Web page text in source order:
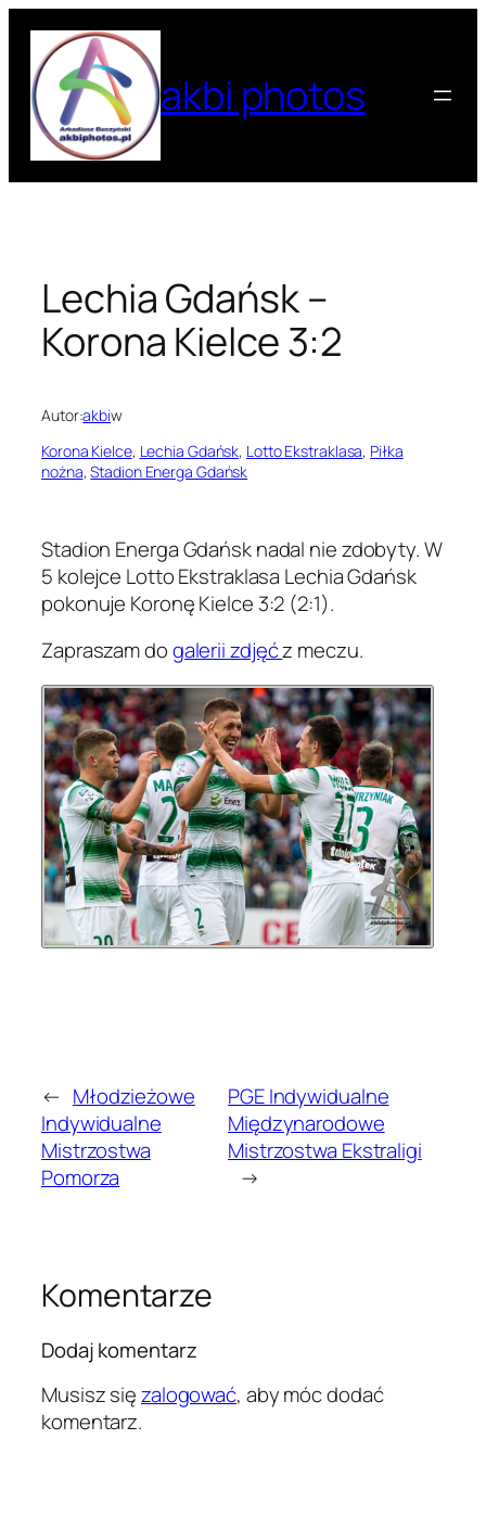
treści
akbi photos
Lechia Gdańsk –
Korona Kielce 3:2
Autor:akbiw
Korona Kielce, Lechia Gdańsk, Lotto Ekstraklasa, Piłka
nożna, Stadion Energa Gdańsk
Stadion Energa Gdańsk nadal nie zdobyty. W
5 kolejce Lotto Ekstraklasa Lechia Gdańsk
pokonuje Koronę Kielce 3:2 (2:1).
Zapraszam dogalerii zdjęćz meczu.
← Młodzieżowe
Indywidualne
Mistrzostwa
Pomorza
PGE Indywidualne
Międzynarodowe
Mistrzostwa Ekstraligi
→
Komentarze
Dodaj komentarz
Musisz sięzalogować, aby móc dodać
komentarz.